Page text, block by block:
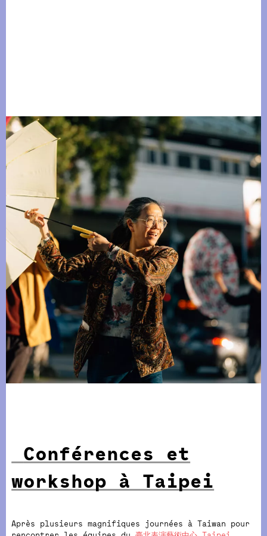
Conférences et
workshop à Taipei
Après plusieurs magnifiques journées à Taiwan pour